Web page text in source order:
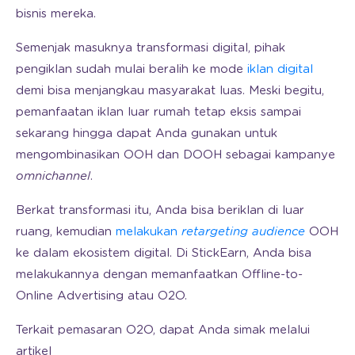
bisnis mereka.
Semenjak masuknya transformasi digital, pihak
pengiklan sudah mulai beralih ke mode iklan digital
demi bisa menjangkau masyarakat luas. Meski begitu,
pemanfaatan iklan luar rumah tetap eksis sampai
sekarang hingga dapat Anda gunakan untuk
mengombinasikan OOH dan DOOH sebagai kampanye
omnichannel.
Berkat transformasi itu, Anda bisa beriklan di luar
ruang, kemudian melakukan retargeting audience OOH
ke dalam ekosistem digital. Di StickEarn, Anda bisa
melakukannya dengan memanfaatkan Offline-to-
Online Advertising atau O2O.
Terkait pemasaran O2O, dapat Anda simak melalui
artikel